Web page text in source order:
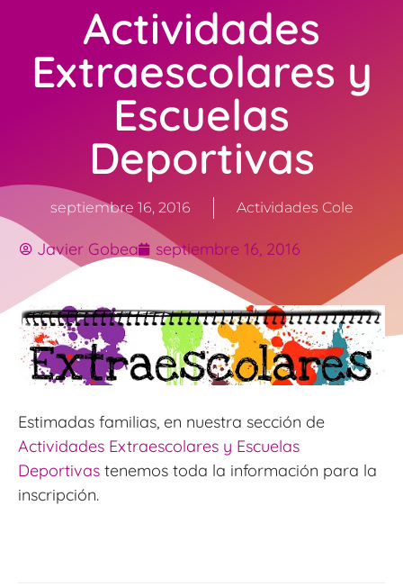
Actividades
Extraescolares y
Escuelas
Deportivas
septiembre 16, 2016 Actividades Cole
Javier Gobea septiembre 16, 2016
Estimadas familias, en nuestra sección de
Actividades Extraescolares y Escuelas
Deportivas tenemos toda la información para la
inscripción.